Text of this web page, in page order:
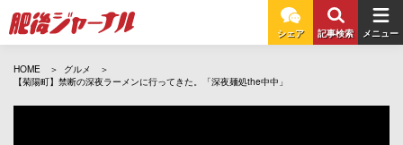
シェア 記事検索 メニュー
HOME
グルメ
【菊陽町】禁断の深夜ラーメンに行ってきた。「深夜麺処the中中」